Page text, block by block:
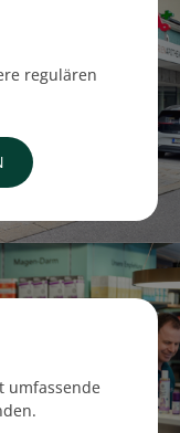
regulären
umfassende